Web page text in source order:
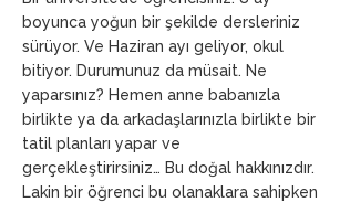
ANNEMboyunca yoğun bir şekilde dersleriniz
sürüyor. Ve Haziran ayı geliyor, okul
bitiyor. Durumunuz da müsait. Ne
yaparsınız? Hemen anne babanızla
birlikte ya da arkadaşlarınızla birlikte bir
tatil planları yapar ve
gerçekleştirirsiniz… Bu doğal hakkınızdır.
Lakin bir öğrenci bu olanaklara sahipken